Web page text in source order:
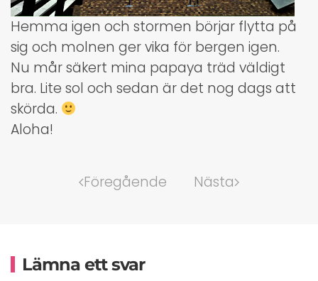
Hemma igen och stormen börjar flytta på
sig och molnen ger vika för bergen igen.
Nu mår säkert mina papaya träd väldigt
bra. Lite sol och sedan är det nog dags att
skörda.
Aloha!
Föregående Nästa
Lämna ett svar